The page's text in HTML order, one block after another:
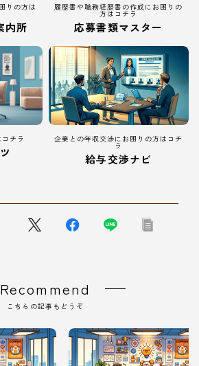
りの方は
内所
履歴書や職務経歴書の作成にお困りの
方はコチラ
応募書類マスター
チラ 企業との年収交渉にお困りの方はコチ
ラ
給与交渉ナビ
Recommend
こちらの記事もどうぞ